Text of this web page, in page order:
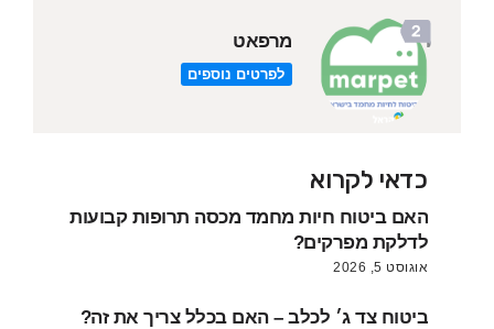
מרפאט
לפרטים נוספים
כדאי לקרוא
האם ביטוח חיות מחמד מכסה תרופות קבועות
לדלקת מפרקים?
ביטוח צד ג׳ לכלב – האם בכלל צריך את זה?